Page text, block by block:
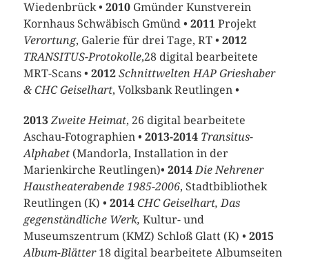
Wiedenbrück • 2010 Gmünder Kunstverein
Kornhaus Schwäbisch Gmünd • 2011 Projekt
Verortung, Galerie für drei Tage, RT • 2012
TRANSITUS-Protokolle,28 digital bearbeitete
MRT-Scans • 2012 Schnittwelten HAP Grieshaber
& CHC Geiselhart, Volksbank Reutlingen •
2013Zweite Heimat, 26 digital bearbeitete
Aschau-Fotographien • 2013-2014 Transitus-
Alphabet (Mandorla, Installation in der
Marienkirche Reutlingen)• 2014Die Nehrener
Haustheaterabende 1985-2006, Stadtbibliothek
Reutlingen (K) • 2014 CHC Geiselhart, Das
gegenständliche Werk, Kultur- und
Museumszentrum (KMZ) Schloß Glatt (K) • 2015
Album-Blätter18 digital bearbeitete Albumseiten